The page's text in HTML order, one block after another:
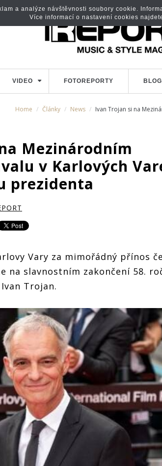
VIDEO FOTOREPORTY BLOG
Home Články News Ivan Trojan si na
Mezinárodním
v Karlových
prezidenta
Vary za mimořádný přínos
na slavnostním zakončení 58.
Trojan.
a analýze návštěvnosti soubory cookie.
Více informací o nastavení cookies